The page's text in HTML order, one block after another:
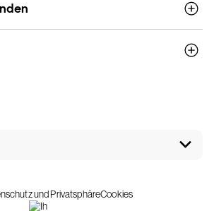
und PrivatsphäreCookies